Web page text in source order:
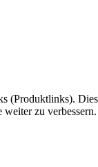
(Produktlinks).
zu verbessern.